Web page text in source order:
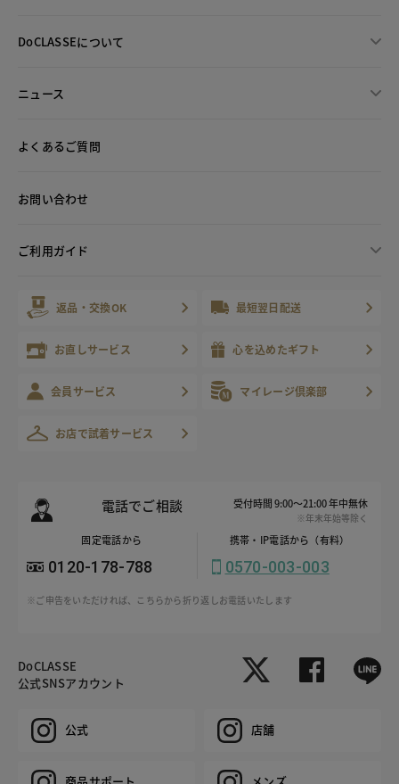
DoCLASSEについて
ニュース
よくあるご質問
お問い合わせ
ご利用ガイド
返品・交換OK 最短翌日配送
お直しサービス 心を込めたギフト
会員サービス マイレージ倶楽部
お店で試着サービス
電話でご相談 受付時間 9:00～21:00 年中無休
※年末年始等除く
固定電話から
0120-178-788
携帯・IP電話から（有料）
0570-003-003
※ご申告をいただければ、こちらから折り返しお電話いたします
DoCLASSE
公式SNSアカウント
公式 店舗